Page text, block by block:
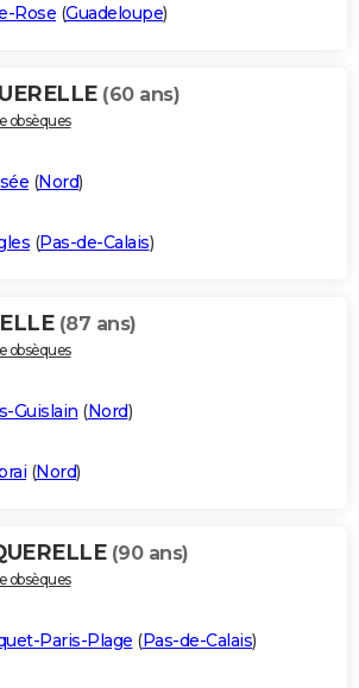
Rose (Guadeloupe)
(60 ans)
obsèques
(Nord)
(Pas-de-Calais)
(87 ans)
obsèques
Guislain (Nord)
(Nord)
(90 ans)
obsèques
Paris-Plage (Pas-de-Calais)